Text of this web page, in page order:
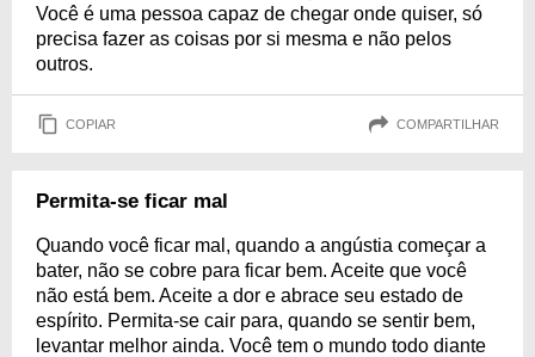
Você é uma pessoa capaz de chegar onde quiser, só
precisa fazer as coisas por si mesma e não pelos
outros.
COPIAR COMPARTILHAR
Permita-se ficar mal
Quando você ficar mal, quando a angústia começar a
bater, não se cobre para ficar bem. Aceite que você
não está bem. Aceite a dor e abrace seu estado de
espírito. Permita-se cair para, quando se sentir bem,
levantar melhor ainda. Você tem o mundo todo diante